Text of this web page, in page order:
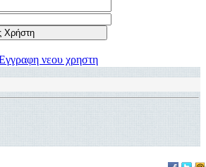
νεου χρηστη